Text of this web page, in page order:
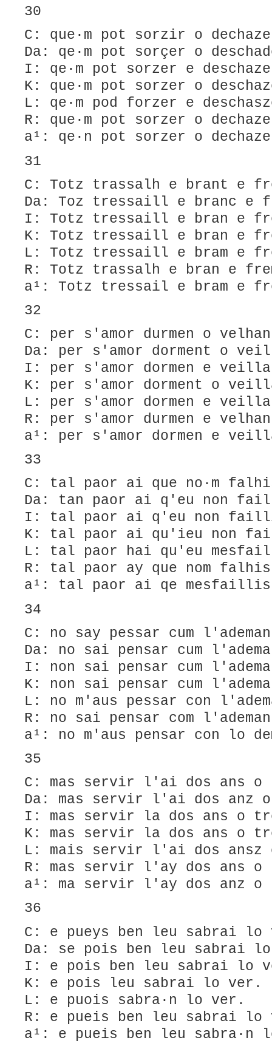
30
C: que·m pot sorzir o
Da: qe·m pot sorçer o
I: qe·m pot sorzer e
K: que·m pot sorzer o
L: qe·m pod forzer e
R: que·m pot sorzer o
a¹: qe·n pot sorzer o
31
C: Totz trassalh e brant e
Da: Toz tressaill e branc e
I: Totz tressaill e bran e
K: Totz tressaill e bran e
L: Totz tressaill e bram e
R: Totz trassalh e bran e
a¹: Totz tressail e bram e
32
C: per s'amor durmen o velhan
Da: per s'amor dorment o
I: per s'amor dormen e
K: per s'amor dorment o
L: per s'amor dormen e
R: per s'amor durmen e velhan
a¹: per s'amor dormen e
33
C: tal paor ai que no·m
Da: tan paor ai q'eu non
I: tal paor ai q'eu non
K: tal paor ai qu'ieu non
L: tal paor hai qu'eu
R: tal paor ay que nom falhis
a¹: tal paor ai qe mesfaillis
34
C: no say pessar cum l'ademan
Da: no sai pensar cum
I: non sai pensar cum
K: non sai pensar cum
L: no m'aus pessar con
R: no sai pensar com l'ademan
a¹: no m'aus pensar con lo
35
C: mas servir l'ai dos ans o
Da: mas servir l'ai dos anz
I: mas servir la dos ans o
K: mas servir la dos ans o
L: mais servir l'ai dos ansz
R: mas servir l'ay dos ans o
a¹: ma servir l'ay dos anz o
36
C: e pueys ben leu sabrai lo
Da: se pois ben leu sabrai
I: e pois ben leu sabrai lo
K: e pois leu sabrai lo ver.
L: e puois sabra·n lo ver.
R: e pueis ben leu sabrai lo
a¹: e pueis ben leu sabra·n